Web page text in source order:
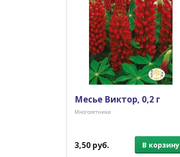
Месье Виктор, 0,2 г
Многолетники
3,50 руб. В корзину